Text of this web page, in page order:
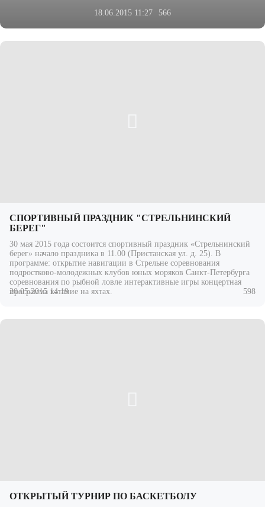
18.06.2015 11:27 566
СПОРТИВНЫЙ ПРАЗДНИК "СТРЕЛЬНИНСКИЙ
БЕРЕГ"
30 мая 2015 года состоится спортивный праздник «Стрельнинский
берег» начало праздника в 11.00 (Пристанская ул. д. 25). В
программе: открытие навигации в Стрельне соревнования
подростково-молодежных клубов юных моряков Санкт-Петербурга
соревнования по рыбной ловле интерактивные игры концертная
программа катание на яхтах.
20.05.2015 14:19 598
ОТКРЫТЫЙ ТУРНИР ПО БАСКЕТБОЛУ